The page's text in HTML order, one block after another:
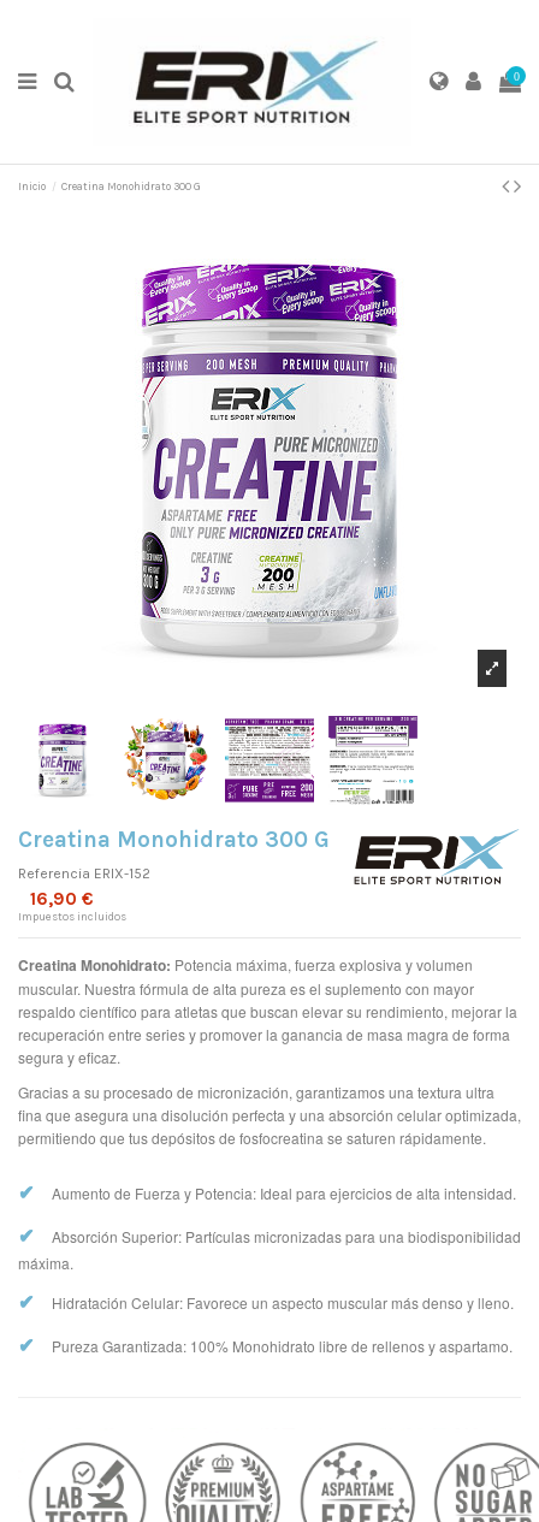
0
Inicio Creatina Monohidrato 300 G
Creatina Monohidrato 300 G
Referencia ERIX-152
16,90 €
Impuestos incluidos
Creatina Monohidrato: Potencia máxima, fuerza explosiva y volumen
muscular. Nuestra fórmula de alta pureza es el suplemento con mayor
respaldo científico para atletas que buscan elevar su rendimiento, mejorar la
recuperación entre series y promover la ganancia de masa magra de forma
segura y eficaz.
Gracias a su procesado de micronización, garantizamos una textura ultra
fina que asegura una disolución perfecta y una absorción celular optimizada,
permitiendo que tus depósitos de fosfocreatina se saturen rápidamente.
✔ Aumento de Fuerza y Potencia: Ideal para ejercicios de alta intensidad.
✔
Absorción Superior: Partículas micronizadas para una biodisponibilidad
máxima.
✔ Hidratación Celular: Favorece un aspecto muscular más denso y lleno.
✔ Pureza Garantizada: 100% Monohidrato libre de rellenos y aspartamo.